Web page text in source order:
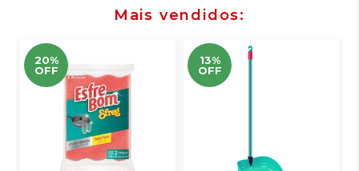
Mais vendidos
20%
OFF
13%
OFF